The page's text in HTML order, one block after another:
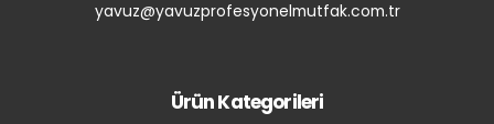
yavuz@yavuzprofesyonelmutfak.com.tr
Ürün Kategorileri